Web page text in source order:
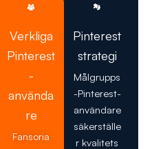
Verkliga
Pinterest
-
använda
re
Fansoria
Pinterest
strategi
Målgrupps
-Pinterest-
användare
säkerställe
r kvalitets